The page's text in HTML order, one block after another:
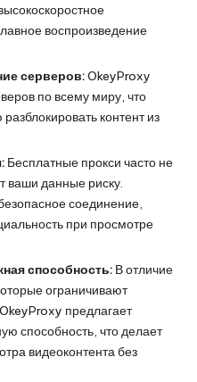
воспроизведение
серверов:OkeyProxy
по всему миру, что
контент из
Бесплатные прокси часто не
ваши данные риску.
соединение,
при просмотре
способность: В отличие
ограничивают
предлагает
способность, что делает
видеоконтента без